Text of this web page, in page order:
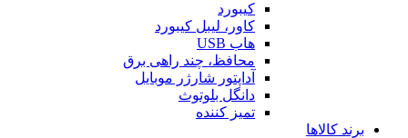
کیبورد
کاور، لیبل کیبورد
هاب USB
محافظ، چند راهی برق
آداپتور شارژر موبایل
دانگل بلوتوث
تمیز کننده
برند کالاها